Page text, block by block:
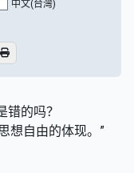
中文(台灣)
的吗？
想自由的体现。”